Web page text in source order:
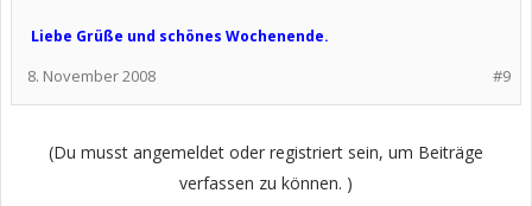
Liebe Grüße und schönes Wochenende.
#9
8. November 2008
(Du musst angemeldet oder registriert sein, um Beiträge
verfassen zu können. )